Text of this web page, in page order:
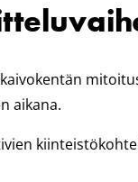
aikana.